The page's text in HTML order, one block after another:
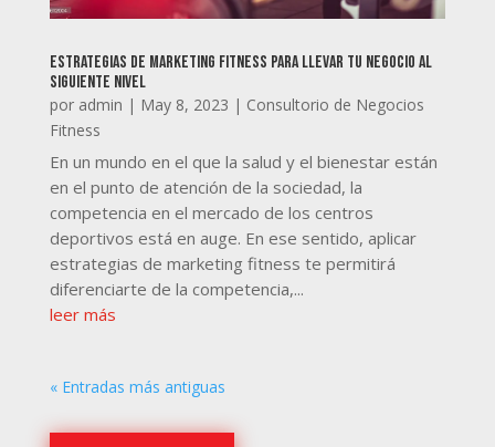
Estrategias de marketing fitness para llevar tu negocio al
siguiente nivel
por admin | May 8, 2023 | Consultorio de Negocios
Fitness
En un mundo en el que la salud y el bienestar están
en el punto de atención de la sociedad, la
competencia en el mercado de los centros
deportivos está en auge. En ese sentido, aplicar
estrategias de marketing fitness te permitirá
diferenciarte de la competencia,...
leer más
« Entradas más antiguas